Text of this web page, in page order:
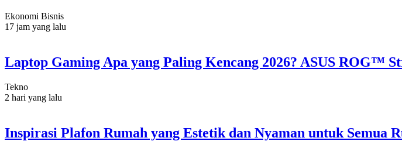
Ekonomi Bisnis
17 jam yang lalu
Laptop Gaming Apa yang Paling Kencang 2026? ASUS ROG™
Tekno
2 hari yang lalu
Inspirasi Plafon Rumah yang Estetik dan Nyaman untuk Semua